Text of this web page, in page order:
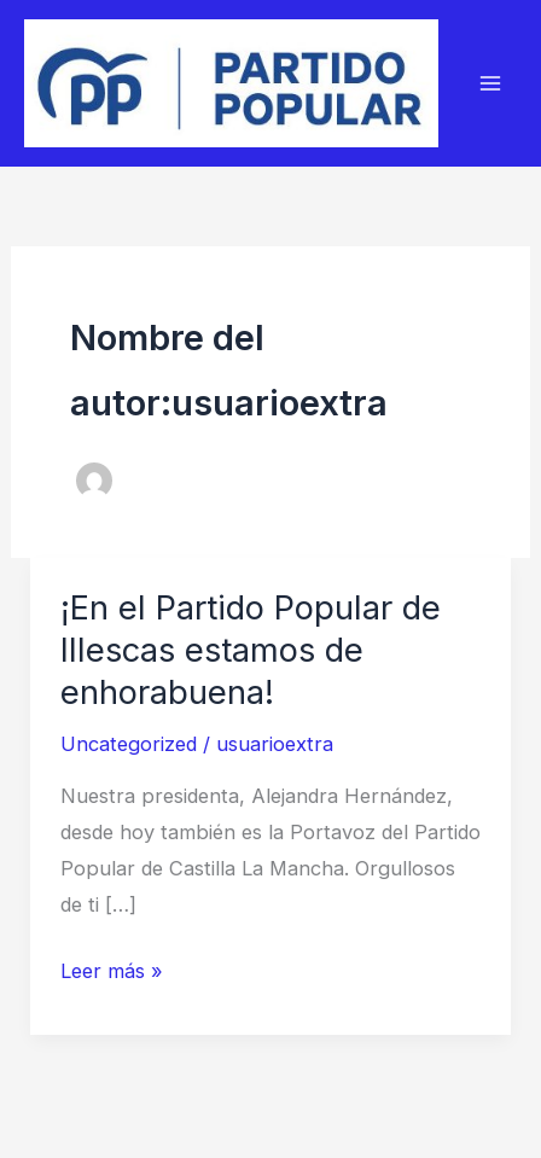
contenido
Nombre del
autor:usuarioextra
¡En el Partido Popular de
Illescas estamos de
enhorabuena!
Uncategorized/ usuarioextra
Nuestra presidenta, Alejandra Hernández,
desde hoy también es la Portavoz del Partido
Popular de Castilla La Mancha. Orgullosos
de ti […]
¡En
Leer más »